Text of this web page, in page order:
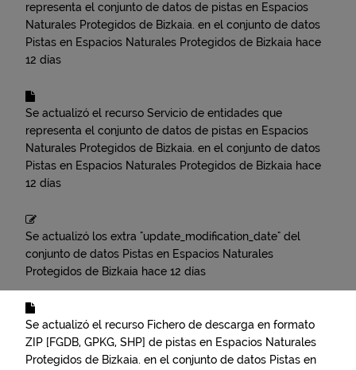
representa el conjunto de datos de pistas en Espacios
Naturales Protegidos de Bizkaia. en el conjunto de datos
Pistas en Espacios Naturales Protegidos de Bizkaia hace
12 días
Se actualizó el recurso Servicio de entidades que
representa el conjunto de datos de pistas en Espacios
Naturales Protegidos de Bizkaia. en el conjunto de datos
Pistas en Espacios Naturales Protegidos de Bizkaia hace
12 días
Se actualizó los extra "update_modification_date" del
conjunto de datos Pistas en Espacios Naturales
Protegidos de Bizkaia hace 12 días
Se actualizó el recurso Fichero de descarga en formato
ZIP [FGDB, GPKG, SHP] de pistas en Espacios Naturales
Protegidos de Bizkaia. en el conjunto de datos Pistas en